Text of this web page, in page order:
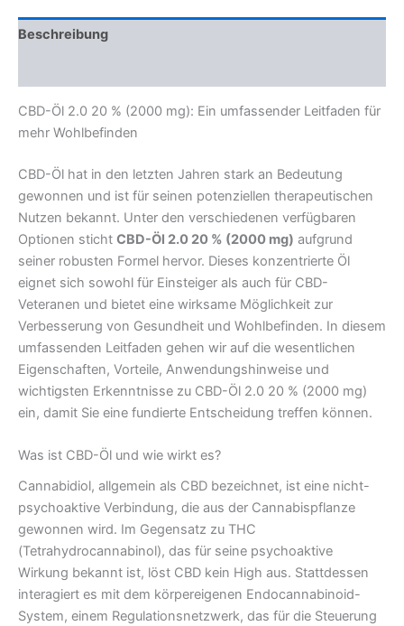
Beschreibung
CBD-Öl 2.0 20 % (2000 mg): Ein umfassender Leitfaden für
mehr Wohlbefinden
CBD-Öl hat in den letzten Jahren stark an Bedeutung
gewonnen und ist für seinen potenziellen therapeutischen
Nutzen bekannt. Unter den verschiedenen verfügbaren
Optionen sticht CBD-Öl 2.0 20 % (2000 mg) aufgrund
seiner robusten Formel hervor. Dieses konzentrierte Öl
eignet sich sowohl für Einsteiger als auch für CBD-
Veteranen und bietet eine wirksame Möglichkeit zur
Verbesserung von Gesundheit und Wohlbefinden. In diesem
umfassenden Leitfaden gehen wir auf die wesentlichen
Eigenschaften, Vorteile, Anwendungshinweise und
wichtigsten Erkenntnisse zu CBD-Öl 2.0 20 % (2000 mg)
ein, damit Sie eine fundierte Entscheidung treffen können.
Was ist CBD-Öl und wie wirkt es?
Cannabidiol, allgemein als CBD bezeichnet, ist eine nicht-
psychoaktive Verbindung, die aus der Cannabispflanze
gewonnen wird. Im Gegensatz zu THC
(Tetrahydrocannabinol), das für seine psychoaktive
Wirkung bekannt ist, löst CBD kein High aus. Stattdessen
interagiert es mit dem körpereigenen Endocannabinoid-
System, einem Regulationsnetzwerk, das für die Steuerung